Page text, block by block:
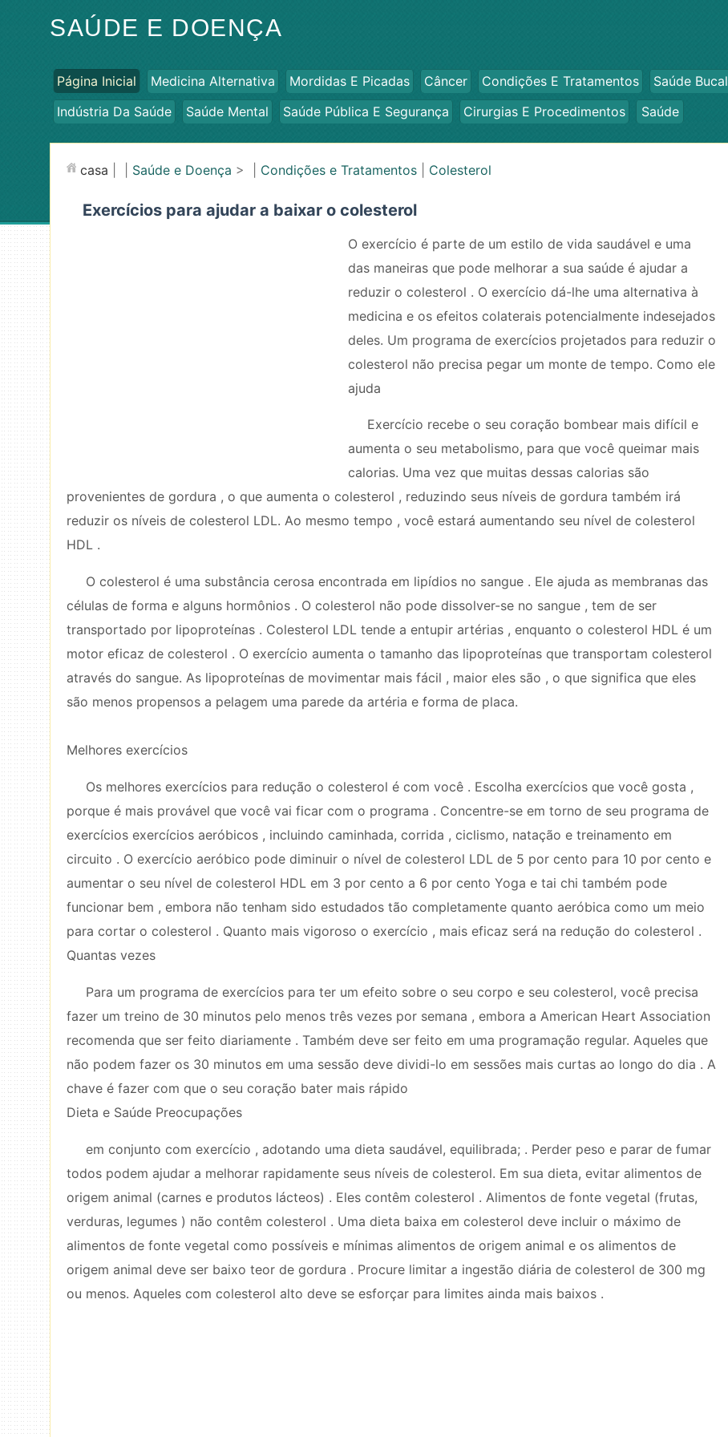
SAÚDE E DOENÇA
Página Inicial Medicina Alternativa Mordidas E Picadas Câncer Condições E Tratamentos Saúde Bucal
Indústria Da Saúde
Saúde Mental Saúde Pública E Segurança Cirurgias E Procedimentos Saúde
casa Saúde e Doença > | Condições e Tratamentos Colesterol
Exercícios para ajudar a baixar o colesterol
O exercício é parte de um estilo de vida saudável e uma
das maneiras que pode melhorar a sua saúde é ajudar a
reduzir o colesterol . O exercício dá-lhe uma alternativa à
medicina e os efeitos colaterais potencialmente indesejados
deles. Um programa de exercícios projetados para reduzir o
colesterol não precisa pegar um monte de tempo. Como ele
ajuda
Exercício recebe o seu coração bombear mais difícil e
aumenta o seu metabolismo, para que você queimar mais
calorias. Uma vez que muitas dessas calorias são
provenientes de gordura , o que aumenta o colesterol , reduzindo seus níveis de gordura também irá
reduzir os níveis de colesterol LDL. Ao mesmo tempo , você estará aumentando seu nível de colesterol
HDL .
O colesterol é uma substância cerosa encontrada em lipídios no sangue . Ele ajuda as membranas das
células de forma e alguns hormônios . O colesterol não pode dissolver-se no sangue , tem de ser
transportado por lipoproteínas . Colesterol LDL tende a entupir artérias , enquanto o colesterol HDL é um
motor eficaz de colesterol . O exercício aumenta o tamanho das lipoproteínas que transportam colesterol
através do sangue. As lipoproteínas de movimentar mais fácil , maior eles são , o que significa que eles
são menos propensos a pelagem uma parede da artéria e forma de placa.
Melhores exercícios
Os melhores exercícios para redução o colesterol é com você . Escolha exercícios que você gosta ,
porque é mais provável que você vai ficar com o programa . Concentre-se em torno de seu programa de
exercícios exercícios aeróbicos , incluindo caminhada, corrida , ciclismo, natação e treinamento em
circuito . O exercício aeróbico pode diminuir o nível de colesterol LDL de 5 por cento para 10 por cento e
aumentar o seu nível de colesterol HDL em 3 por cento a 6 por cento Yoga e tai chi também pode
funcionar bem , embora não tenham sido estudados tão completamente quanto aeróbica como um meio
para cortar o colesterol . Quanto mais vigoroso o exercício , mais eficaz será na redução do colesterol .
Quantas vezes
Para um programa de exercícios para ter um efeito sobre o seu corpo e seu colesterol, você precisa
fazer um treino de 30 minutos pelo menos três vezes por semana , embora a American Heart Association
recomenda que ser feito diariamente . Também deve ser feito em uma programação regular. Aqueles que
não podem fazer os 30 minutos em uma sessão deve dividi-lo em sessões mais curtas ao longo do dia . A
chave é fazer com que o seu coração bater mais rápido
Dieta e Saúde Preocupações
em conjunto com exercício , adotando uma dieta saudável, equilibrada; . Perder peso e parar de fumar
todos podem ajudar a melhorar rapidamente seus níveis de colesterol. Em sua dieta, evitar alimentos de
origem animal (carnes e produtos lácteos) . Eles contêm colesterol . Alimentos de fonte vegetal (frutas,
verduras, legumes ) não contêm colesterol . Uma dieta baixa em colesterol deve incluir o máximo de
alimentos de fonte vegetal como possíveis e mínimas alimentos de origem animal e os alimentos de
origem animal deve ser baixo teor de gordura . Procure limitar a ingestão diária de colesterol de 300 mg
ou menos. Aqueles com colesterol alto deve se esforçar para limites ainda mais baixos .